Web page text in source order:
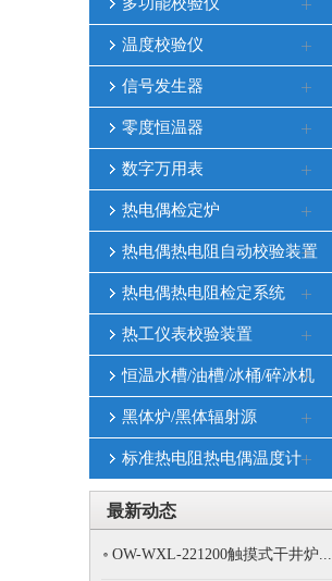
温度校验仪
信号发生器
零度恒温器
数字万用表
热电偶检定炉
热电偶热电阻自动校验装置
热电偶热电阻检定系统
热工仪表校验装置
恒温水槽/油槽/冰桶/碎冰机
黑体炉/黑体辐射源
标准热电阻热电偶温度计
最新动态
OW-WXL-221200触摸式干井炉...